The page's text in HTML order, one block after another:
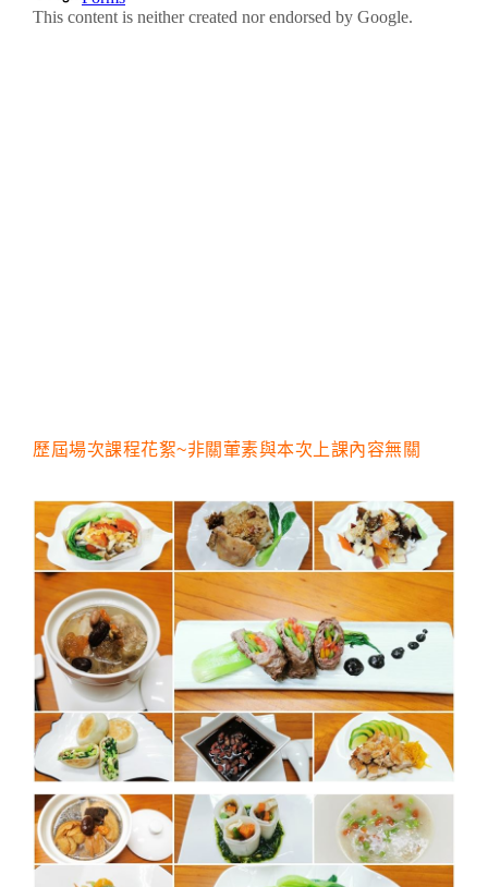
歷屆場次課程花絮~非關葷素與本次上課內容無關